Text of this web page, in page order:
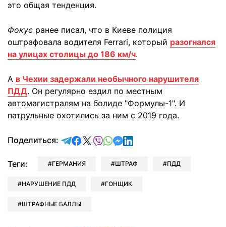
это общая тенденция.
Фокус ранее писал, что в Киеве полиция
оштрафовала водителя Ferrari, который разогнался
на улицах столицы до 186 км/ч.
А в Чехии задержали необычного нарушителя
ПДД. Он регулярно ездил по местным
автомагистралям на болиде "Формулы-1". И
патрульные охотились за ним с 2019 года.
Поделиться: отправить в Telegram
поделиться в Facebook
поделиться в X
отправить в Viber
отправить в Whatsapp
отправить в Messenger
отправить в LinkedIn
Теги: ГЕРМАНИЯ ШТРАФ ПДД
НАРУШЕНИЕ ПДД ГОНЩИК
ШТРАФНЫЕ БАЛЛЫ